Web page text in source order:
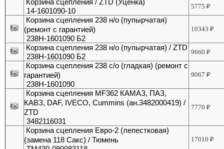
Корзина сцепления / ZTD (Уценка)
14-1601090-10
5775₽
Корзина сцепления 238 н/о (пупырчатая)
(ремонт с гарантией)
238Н-1601090 Б2
10343₽
Корзина сцепления 238 н/о (пупырчатая) / ZTD
238Н-1601090 Б2
9660₽
Корзина сцепления 238 с/о (гладкая) (ремонт с
гарантией)
238Н-1601090
9067₽
Корзина сцепления MF362 КАМАЗ, ПАЗ,
КАВЗ, DAF, IVECO, Cummins (ан.3482000419) /
ZTD
3482116031
7770₽
Корзина сцепления Евро-2 (лепестковая)
(замена 118 Сакс) / Тюмень
17010₽